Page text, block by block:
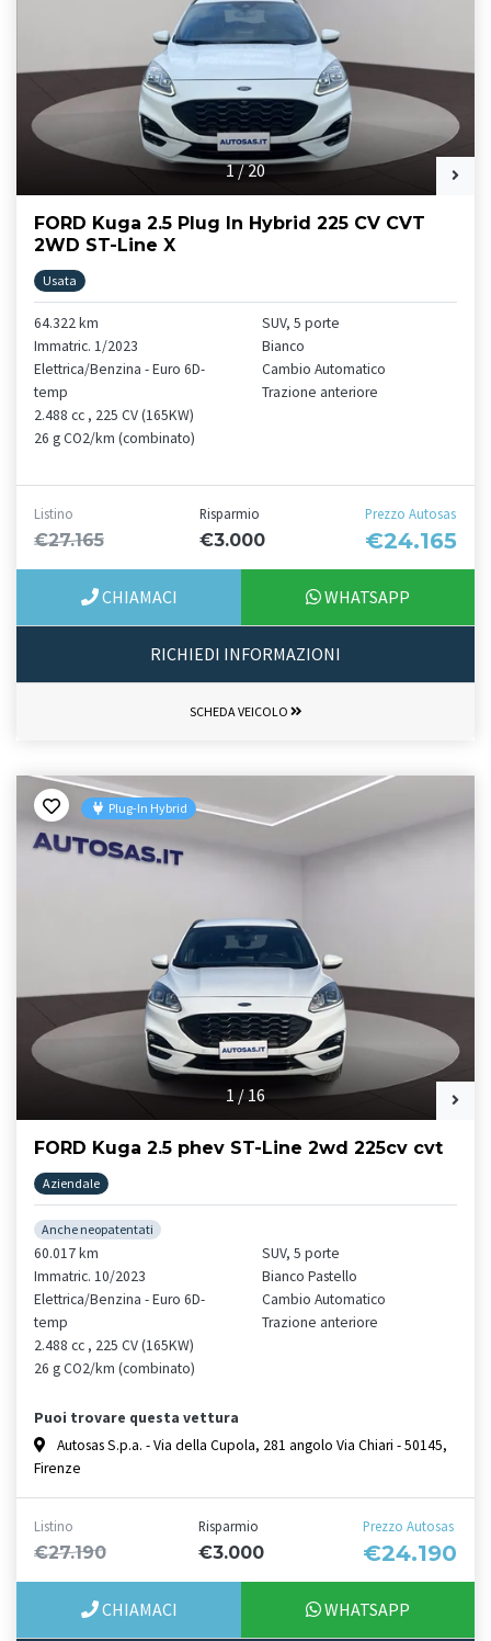
1/20
FORD Kuga 2.5 Plug In Hybrid 225 CV CVT
2WD ST-Line X
Usata
64.322 km
Immatric. 1/2023
Elettrica/Benzina - Euro 6D-
temp
2.488 cc , 225 CV (165KW)
26 g CO2/km (combinato)
SUV, 5 porte
Bianco
Cambio Automatico
Trazione anteriore
Listino
€27.165
Risparmio
€3.000
Prezzo Autosas
€24.165
CHIAMACI WHATSAPP
RICHIEDI INFORMAZIONI
SCHEDA VEICOLO
1 /16
Plug-In Hybrid
FORD Kuga 2.5 phev ST-Line 2wd 225cv cvt
Aziendale
Anche neopatentati
60.017 km
Immatric. 10/2023
Elettrica/Benzina - Euro 6D-
temp
2.488 cc , 225 CV (165KW)
26 g CO2/km (combinato)
SUV, 5 porte
Bianco Pastello
Cambio Automatico
Trazione anteriore
Puoi trovare questa vettura
Autosas S.p.a. - Via della Cupola, 281 angolo Via Chiari - 50145,
Firenze
Listino
€27.190
Risparmio
€3.000
Prezzo Autosas
€24.190
CHIAMACI WHATSAPP